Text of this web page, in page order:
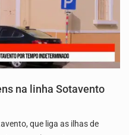
na linha Sotavento
que liga as ilhas de